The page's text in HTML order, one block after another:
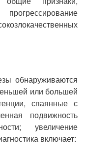
обнаруживаются
или большей
спаянные с
подвижность
увеличение
включает: